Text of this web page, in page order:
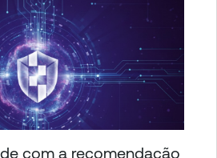
com a recomendação